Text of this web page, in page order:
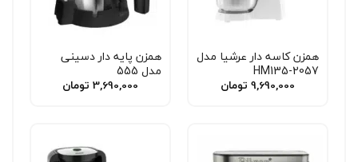
همزن کاسه دار عرشیا مدل
HM135-2057
9,690,000 تومان
همزن پایه دار دسینی
مدل 555
3,690,000 تومان